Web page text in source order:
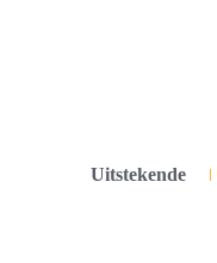
Uitstekende